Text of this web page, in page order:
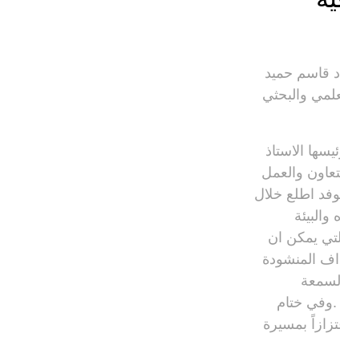
قاسم حميد
والبحثي
الاستاذ
والعمل
اطلع خلال
يمكن ان
المنشودة
.وفي ختام
بمسيرة